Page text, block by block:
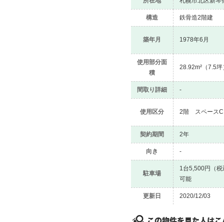
構造 鉄骨造2階建
築年月 1978年6月
使用部分面
積
28.92m²（7.5坪
間取り詳細 -
使用区分 2階 スペースC
契約期間 2年
向き -
駐車場
1台5,500円（
可能
更新日 2020/12/03